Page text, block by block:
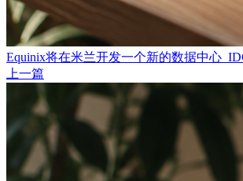
Equinix将在米兰开发一个新的数据中心
上一篇